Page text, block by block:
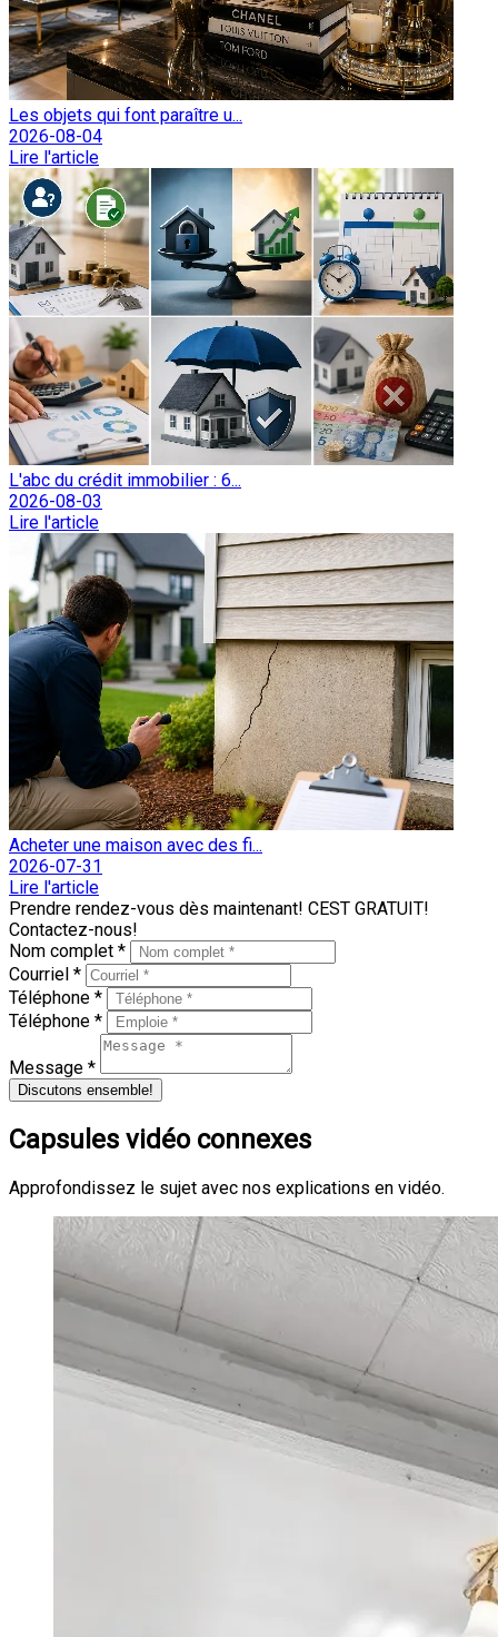
Les objets qui font paraître u...
2026-08-04
Lire l'article
L'abc du crédit immobilier : 6...
2026-08-03
Lire l'article
Acheter une maison avec des fi...
2026-07-31
Lire l'article
Prendre rendez-vous dès maintenant! CEST GRATUIT!
Contactez-nous!
Nom complet *
Courriel *
Téléphone *
Téléphone *
Message *
Discutons ensemble!
Capsules vidéo connexes
Approfondissez le sujet avec nos explications en vidéo.